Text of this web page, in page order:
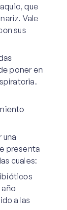
que
Vale
sus
poner en
una
presenta
cuales:
a las